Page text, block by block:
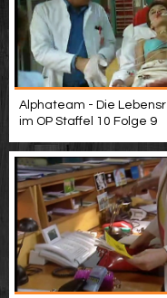
Alphateam - Die
im OP Staffel 10 Folge 9